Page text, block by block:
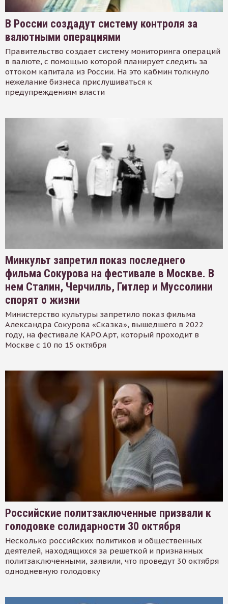
В России создадут систему контроля за
валютными операциями
Правительство создает систему мониторинга операций
в валюте, с помощью которой планирует следить за
оттоком капитала из России. На это кабмин толкнуло
нежелание бизнеса прислушиваться к
предупреждениям власти
Минкульт запретил показ последнего
фильма Сокурова на фестивале в Москве. В
нем Сталин, Черчилль, Гитлер и Муссолини
спорят о жизни
Министерство культуры запретило показ фильма
Александра Сокурова «Сказка», вышедшего в 2022
году, на фестивале КАРО.Арт, который проходит в
Москве с 10 по 15 октября
Российские политзаключенные призвали к
голодовке солидарности 30 октября
Несколько российских политиков и общественных
деятелей, находящихся за решеткой и признанных
политзаключенными, заявили, что проведут 30 октября
однодневную голодовку